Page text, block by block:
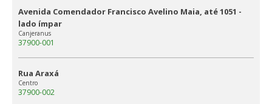
Avenida Comendador Francisco Avelino Maia, até 1051 -
lado ímpar
Canjeranus
37900-001
Rua Araxá
Centro
37900-002